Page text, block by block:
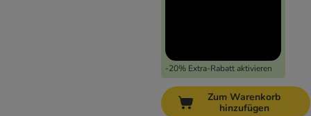
-20% Extra-Rabatt aktivieren
Zum Warenkorb
hinzufügen